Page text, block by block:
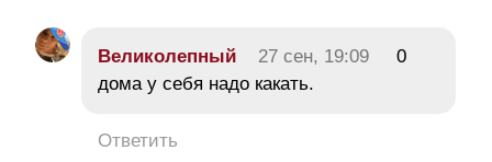
Великолепный 27 сен, 19:09
0
дома у себя надо какать.
Ответить